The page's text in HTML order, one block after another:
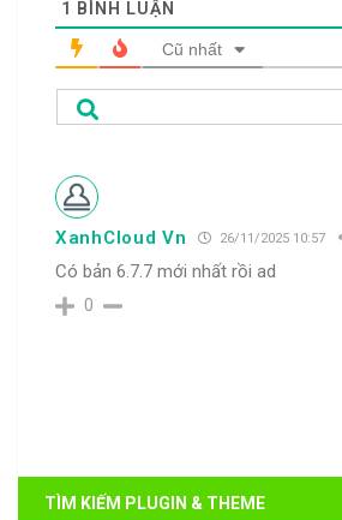
1 BÌNH LUẬN
Cũ nhất
XanhCloud Vn 26/11/2025 10:57
Có bản 6.7.7 mới nhất rồi ad
0
TÌM KIẾM PLUGIN & THEME